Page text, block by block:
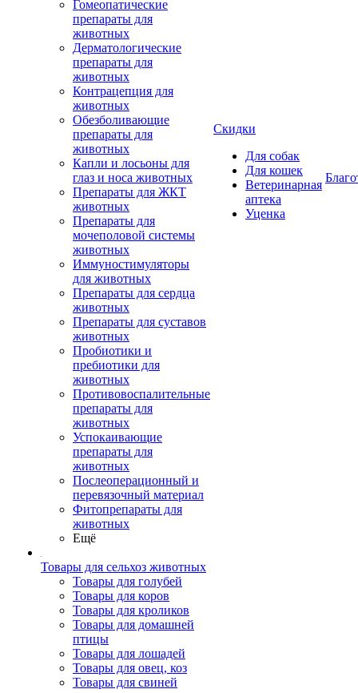
Гомеопатические
препараты для
животных
Дерматологические
препараты для
животных
Контрацепция для
животных
Обезболивающие
препараты для
животных
Капли и лосьоны для
глаз и носа животных
Препараты для ЖКТ
животных
Препараты для
мочеполовой системы
животных
Иммуностимуляторы
для животных
Препараты для сердца
животных
Препараты для суставов
животных
Пробиотики и
пребиотики для
животных
Противовоспалительные
препараты для
животных
Успокаивающие
препараты для
животных
Послеоперационный и
перевязочный материал
Фитопрепараты для
животных
Ещё
Товары для сельхоз животных
Товары для голубей
Товары для коров
Товары для кроликов
Товары для домашней
птицы
Товары для лошадей
Товары для овец, коз
Товары для свиней
Скидки
Для собак
Для кошек
Ветеринарная
аптека
Уценка